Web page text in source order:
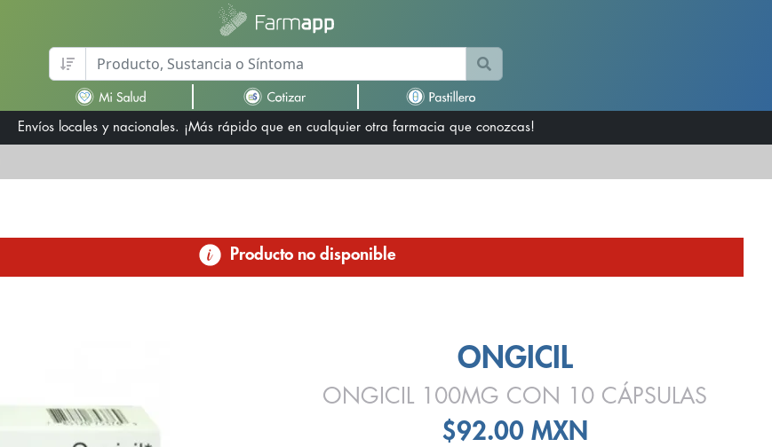
Envíos locales y nacionales. ¡Más rápido que en cualquier otra farmacia que conozcas!
Producto no disponible
ONGICIL
ONGICIL 100MG CON 10 CÁPSULAS
$92.00 MXN